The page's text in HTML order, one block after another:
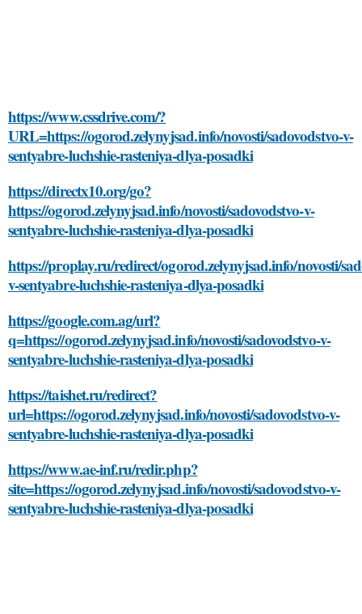
https://www.cssdrive.com/?
URL=https://ogorod.zelynyjsad.info/novosti/sadovodstvo-v-
sentyabre-luchshie-rasteniya-dlya-posadki
https://directx10.org/go?
https://ogorod.zelynyjsad.info/novosti/sadovodstvo-v-
sentyabre-luchshie-rasteniya-dlya-posadki
https://proplay.ru/redirect/ogorod.zelynyjsad.info/novosti/
v-sentyabre-luchshie-rasteniya-dlya-posadki
https://google.com.ag/url?
q=https://ogorod.zelynyjsad.info/novosti/sadovodstvo-v-
sentyabre-luchshie-rasteniya-dlya-posadki
https://taishet.ru/redirect?
url=https://ogorod.zelynyjsad.info/novosti/sadovodstvo-v-
sentyabre-luchshie-rasteniya-dlya-posadki
https://www.ae-inf.ru/redir.php?
site=https://ogorod.zelynyjsad.info/novosti/sadovodstvo-v-
sentyabre-luchshie-rasteniya-dlya-posadki